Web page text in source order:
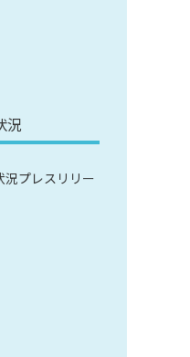
況
況プレスリリー